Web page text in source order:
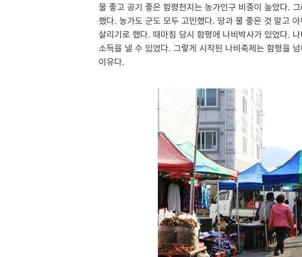
물 좋고 공기 좋은 함평천지는 농가인구 비중이 높았다.
했다. 농가도 군도 모두 고민했다. 땅과 물 좋은 것 말고
살리기로 했다. 때마침 당시 함평에 나비박사가 있었다.
소득을 낼 수 있었다. 그렇게 시작된 나비축제는 함평을
이유다.